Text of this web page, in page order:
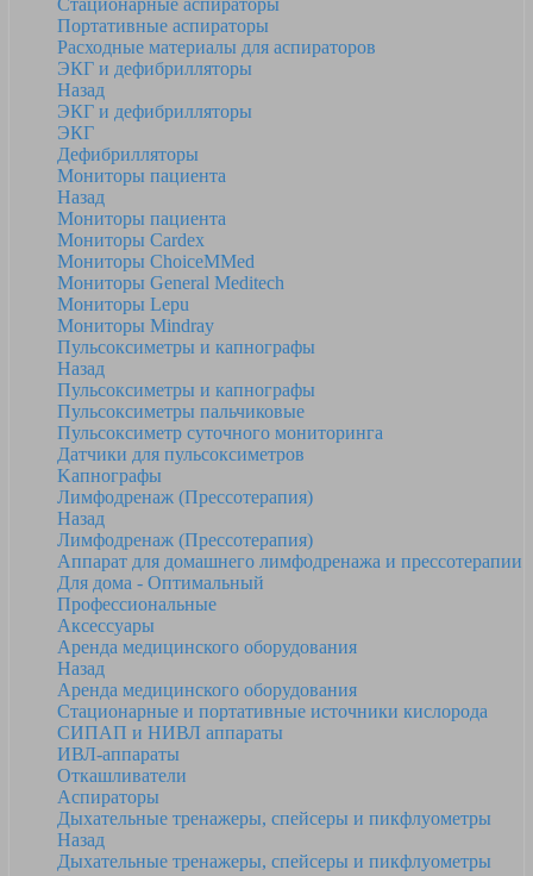
Стационарные аспираторы
Портативные аспираторы
Расходные материалы для аспираторов
ЭКГ и дефибрилляторы
Назад
ЭКГ и дефибрилляторы
ЭКГ
Дефибрилляторы
Мониторы пациента
Назад
Мониторы пациента
Мониторы Cardex
Мониторы ChoiceMMed
Мониторы General Meditech
Мониторы Lepu
Мониторы Mindray
Пульсоксиметры и капнографы
Назад
Пульсоксиметры и капнографы
Пульсоксиметры пальчиковые
Пульсоксиметр суточного мониторинга
Датчики для пульсоксиметров
Kапнографы
Лимфодренаж (Прессотерапия)
Назад
Лимфодренаж (Прессотерапия)
Аппарат для домашнего лимфодренажа и прессотерапии
Для дома - Оптимальный
Профессиональные
Аксессуары
Аренда медицинского оборудования
Назад
Аренда медицинского оборудования
Стационарные и портативные источники кислорода
СИПАП и НИВЛ аппараты
ИВЛ-аппараты
Откашливатели
Аспираторы
Дыхательные тренажеры, спейсеры и пикфлуометры
Назад
Дыхательные тренажеры, спейсеры и пикфлуометры